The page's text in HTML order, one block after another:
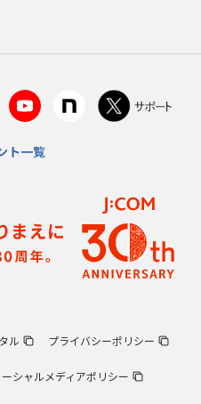
ト一覧
ル プライバシーポリシー
ーシャルメディアポリシー